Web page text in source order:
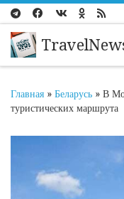
Перейти к
Главная » Беларусь » В
туристических маршрута